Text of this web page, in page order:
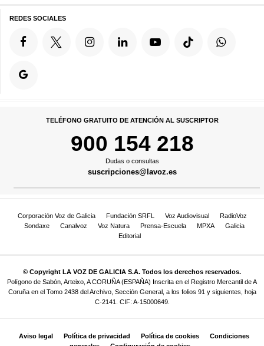
REDES SOCIALES
TELÉFONO GRATUITO DE ATENCIÓN AL SUSCRIPTOR
900 154 218
Dudas o consultas
suscripciones@lavoz.es
Corporación Voz de Galicia Fundación SRFL Voz Audiovisual
RadioVoz
Sondaxe
Canalvoz Voz Natura Prensa-Escuela MPXA
Galicia
Editorial
© Copyright LA VOZ DE GALICIA S.A. Todos los derechos reservados.
Polígono de Sabón, Arteixo, A CORUÑA (ESPAÑA) Inscrita en el Registro Mercantil de A
Coruña en el Tomo 2438 del Archivo, Sección General, a los folios 91 y siguientes, hoja
C-2141. CIF: A-15000649.
Aviso legal Política de privacidad Política de cookies
Condiciones